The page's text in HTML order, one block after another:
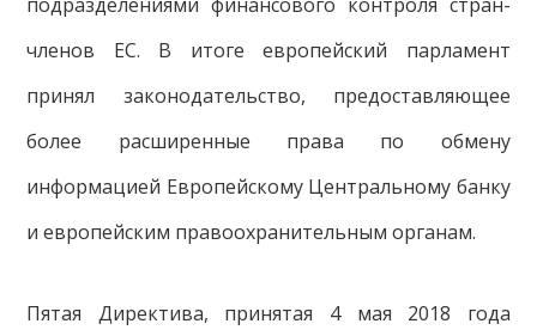
членов ЕС. В итоге европейский парламент
принял законодательство, предоставляющее
более расширенные права по обмену
информацией Европейскому Центральному банку
и европейским правоохранительным органам.
Пятая Директива, принятая 4 мая 2018 года